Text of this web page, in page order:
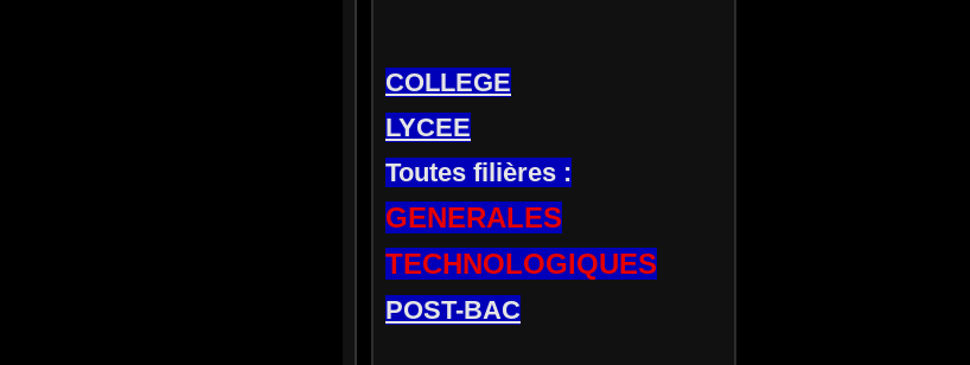
COLLEGE
LYCEE
Toutes filières :
GENERALES
TECHNOLOGIQUES
POST-BAC